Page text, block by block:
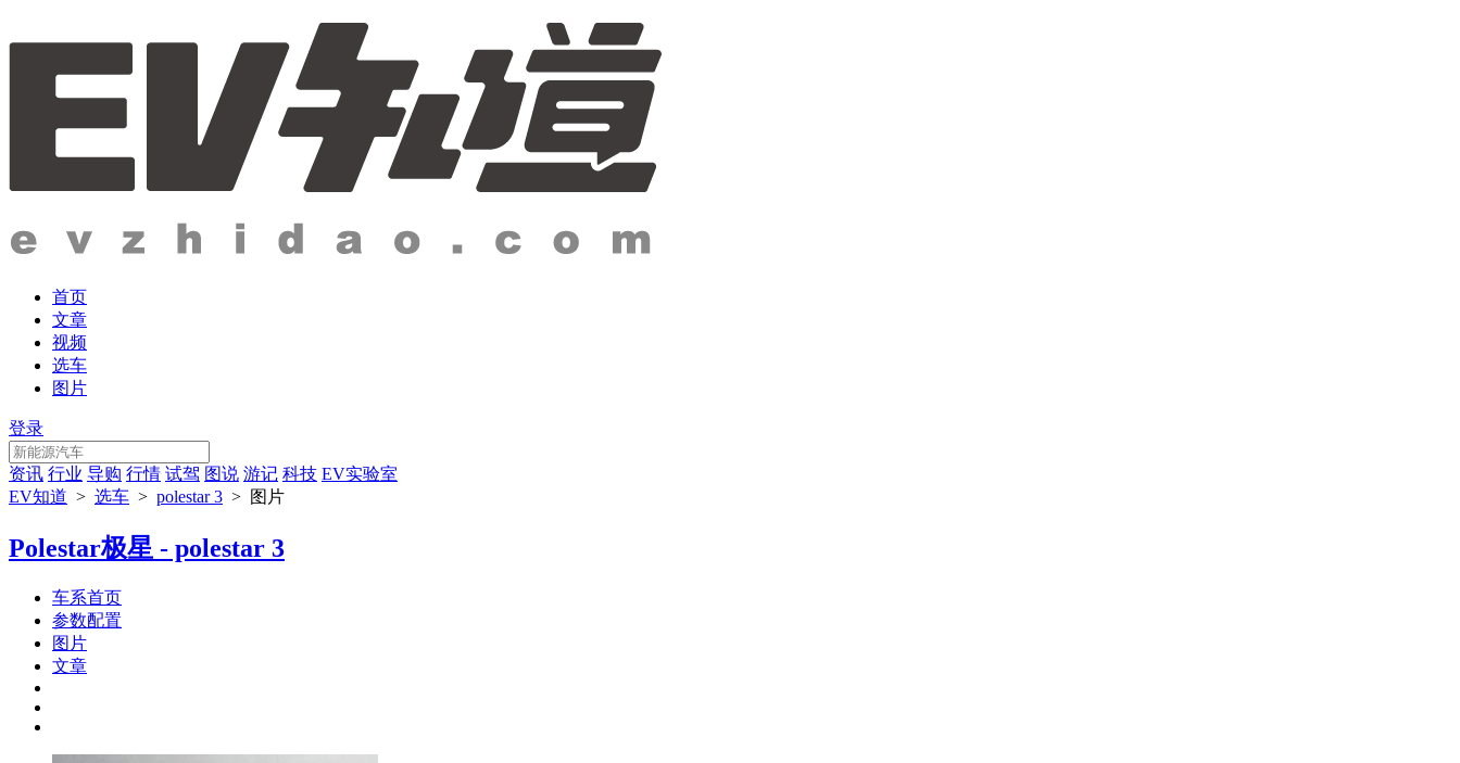
首页
文章
视频
选车
图片
登录
资讯 行业 导购 行情 试驾 图说 游记 科技 EV实验室
EV知道 > 选车 > polestar 3 > 图片
Polestar极星 - polestar 3
车系首页
参数配置
图片
文章